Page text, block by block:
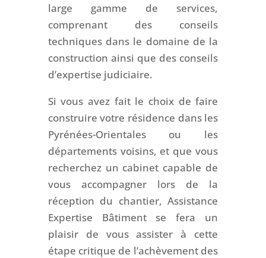
large gamme de services,
comprenant des conseils
techniques dans le domaine de la
construction ainsi que des conseils
d’expertise judiciaire.
Si vous avez fait le choix de faire
construire votre résidence dans les
Pyrénées-Orientales ou les
départements voisins, et que vous
recherchez un cabinet capable de
vous accompagner lors de la
réception du chantier, Assistance
Expertise Bâtiment se fera un
plaisir de vous assister à cette
étape critique de l’achèvement des